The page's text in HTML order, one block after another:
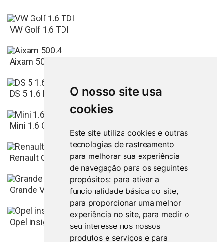
O nosso site usa
cookies
Este site utiliza cookies e outras
tecnologias de rastreamento
para melhorar sua experiência
de navegação para os seguintes
propósitos: para ativar a
funcionalidade básica do site,
para proporcionar uma melhor
experiência no site, para medir o
seu interesse nos nossos
produtos e serviços e para
VW Golf 1.6 TDI
Aveiro
Aixam 500.4
DS 5 1.6 hdi automatico nacional 90 mil kms
Aveiro 10.500
Mini 1.6 Cooper D
Aveiro
Renault Clio III Oportunidade
Aveiro 2.650
Grande Vitara Topo de Gama
Opel insignia 1.6 cdti 2016 89mil kms